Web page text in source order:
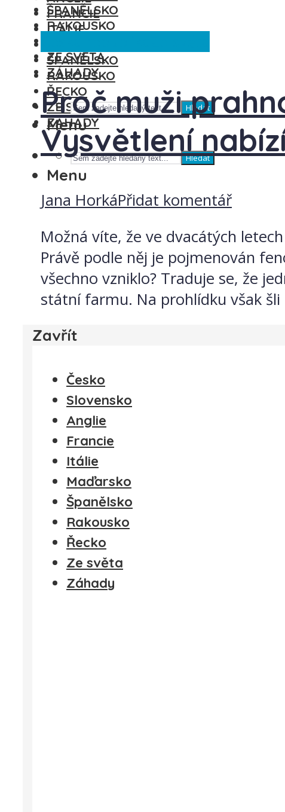
FRANCIE
ITÁLIE
ŠPANĚLSKO
RAKOUSKO
ŘECKO
ZE SVĚTA
ZÁHADY
Hledat
Menu
ŠPANĚLSKO
RAKOUSKO
ZE SVĚTA
ZÁHADY
Hledat
Menu
Proč muži
Vysvětlení
Jana HorkáPřidat komentář
Možná víte, že ve dvacátých
Právě podle něj je pojmenován
všechno vzniklo? Traduje se, že
státní farmu. Na prohlídku však
Zavřít
Česko
Slovensko
Anglie
Francie
Itálie
Maďarsko
Španělsko
Rakousko
Řecko
Ze světa
Záhady